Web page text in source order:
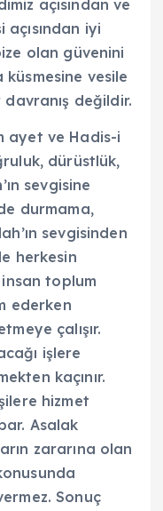
açısından ve
iyi
olan güvenini
vesile
değildir.
ayet ve Hadis-i
dürüstlük,
sevgisine
durmama,
sevgisinden
herkesin
insan toplum
ederken
çalışır.
işlere
kaçınır.
hizmet
Asalak
zararına olan
Sonuç